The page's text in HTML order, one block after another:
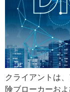
クライアントは
険ブローカーお